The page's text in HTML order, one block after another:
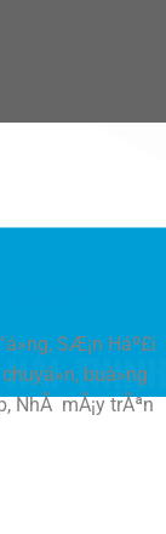
SÆ¡n Háº£i
buá»ng
NhÃ mÃ¡y trÃªn